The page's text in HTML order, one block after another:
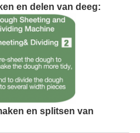
en delen van deeg:
en splitsen van